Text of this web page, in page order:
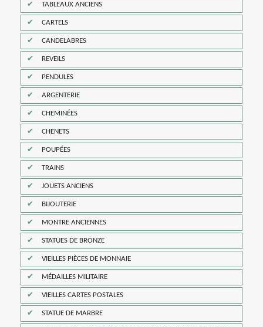
TABLEAUX ANCIENS
CARTELS
CANDELABRES
REVEILS
PENDULES
ARGENTERIE
CHEMINÉES
CHENETS
POUPÉES
TRAINS
JOUETS ANCIENS
BIJOUTERIE
MONTRE ANCIENNES
STATUES DE BRONZE
VIEILLES PIÈCES DE MONNAIE
MÉDAILLES MILITAIRE
VIEILLES CARTES POSTALES
STATUE DE MARBRE